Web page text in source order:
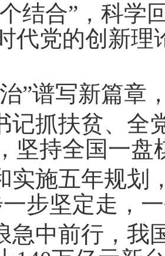
结合”，科学
代党的创新
”谱写新篇章
记抓扶贫、全
坚持全国一
实施五年规划
步坚定走，
急中前行，我